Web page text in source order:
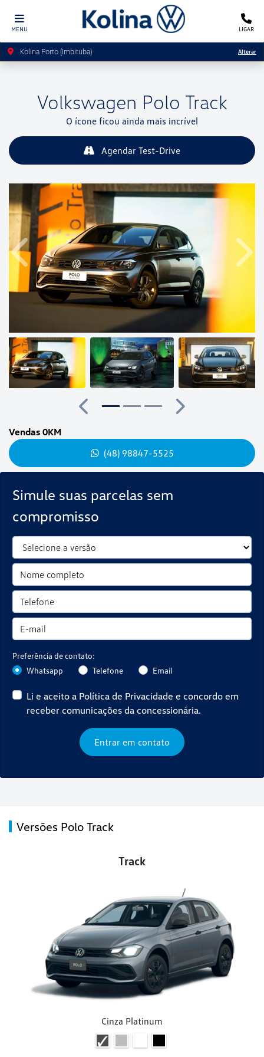
MENU LIGAR
Kolina Porto (Imbituba) Alterar
Volkswagen Polo Track
O ícone ficou ainda mais incrível
Agendar Test-Drive
Simule suas parcelas sem
compromisso
Preferência de contato:
Whatsapp
Telefone Email
Li e aceito a Política de Privacidade e concordo em
receber comunicações da concessionária.
Entrar em contato
Anterior
Anterior
Próximo
Vendas 0KM
(48) 98847-5525
Versões Polo Track
Track
Cinza Platinum